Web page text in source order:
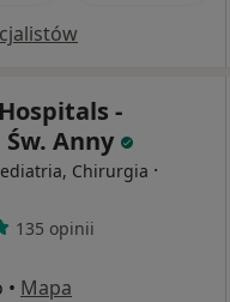
-
Anny
Chirurgia ·
135 opinii
• Mapa